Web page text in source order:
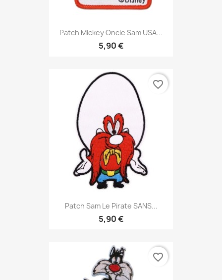
Patch Mickey Oncle Sam USA...
5,90 €
Patch Sam Le Pirate SANS...
5,90 €
favorite_border
favorite_border